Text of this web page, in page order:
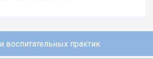
воспитательных практик